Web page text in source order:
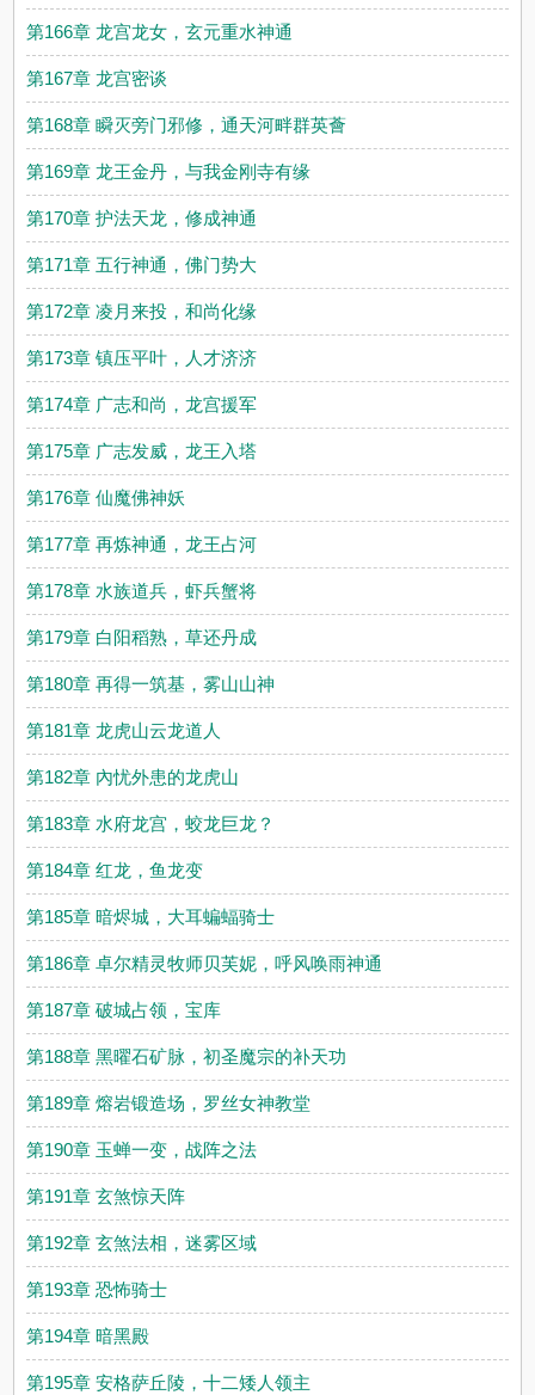
第166章 龙宫龙女，玄元重水神通
第167章 龙宫密谈
第168章 瞬灭旁门邪修，通天河畔群英薈
第169章 龙王金丹，与我金刚寺有缘
第170章 护法天龙，修成神通
第171章 五行神通，佛门势大
第172章 凌月来投，和尚化缘
第173章 镇压平叶，人才济济
第174章 广志和尚，龙宫援军
第175章 广志发威，龙王入塔
第176章 仙魔佛神妖
第177章 再炼神通，龙王占河
第178章 水族道兵，虾兵蟹将
第179章 白阳稻熟，草还丹成
第180章 再得一筑基，雾山山神
第181章 龙虎山云龙道人
第182章 內忧外患的龙虎山
第183章 水府龙宫，蛟龙巨龙？
第184章 红龙，鱼龙变
第185章 暗烬城，大耳蝙蝠骑士
第186章 卓尔精灵牧师贝芙妮，呼风唤雨神通
第187章 破城占领，宝库
第188章 黑曜石矿脉，初圣魔宗的补天功
第189章 熔岩锻造场，罗丝女神教堂
第190章 玉蝉一变，战阵之法
第191章 玄煞惊天阵
第192章 玄煞法相，迷雾区域
第193章 恐怖骑士
第194章 暗黑殿
第195章 安格萨丘陵，十二矮人领主